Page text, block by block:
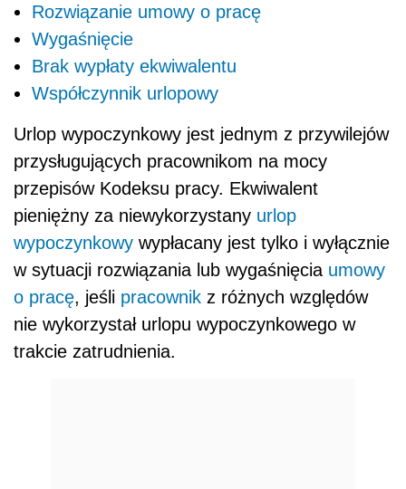
Rozwiązanie umowy o pracę
Wygaśnięcie
Brak wypłaty ekwiwalentu
Współczynnik urlopowy
Urlop wypoczynkowy jest jednym z przywilejów
przysługujących pracownikom na mocy
przepisów Kodeksu pracy. Ekwiwalent
pieniężny za niewykorzystany urlop
wypoczynkowy wypłacany jest tylko i wyłącznie
w sytuacji rozwiązania lub wygaśnięcia umowy
o pracę, jeśli pracownik z różnych względów
nie wykorzystał urlopu wypoczynkowego w
trakcie zatrudnienia.